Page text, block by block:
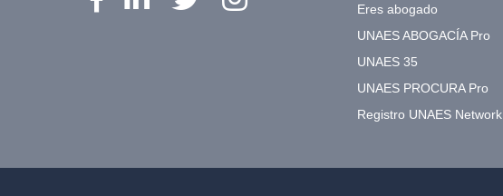
Eres abogado
UNAES ABOGACÍA Pro
UNAES 35
UNAES PROCURA Pro
Registro UNAES Network